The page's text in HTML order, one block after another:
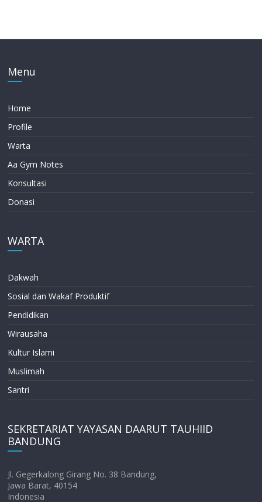
Menu
Home
Profile
Warta
Aa Gym Notes
Konsultasi
Donasi
WARTA
Dakwah
Sosial dan Wakaf Produktif
Pendidikan
Wirausaha
Kultur Islami
Muslimah
Santri
SEKRETARIAT YAYASAN DAARUT TAUHIID
BANDUNG
Jl. Gegerkalong Girang No. 38 Bandung,
Jawa Barat, 40154
Indonesia